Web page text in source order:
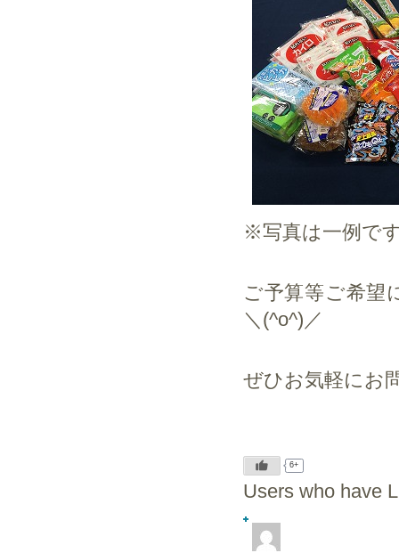
※写真は一例で
ご予算等ご希望
＼(^o^)／
ぜひお気軽にお
6+
Users who have